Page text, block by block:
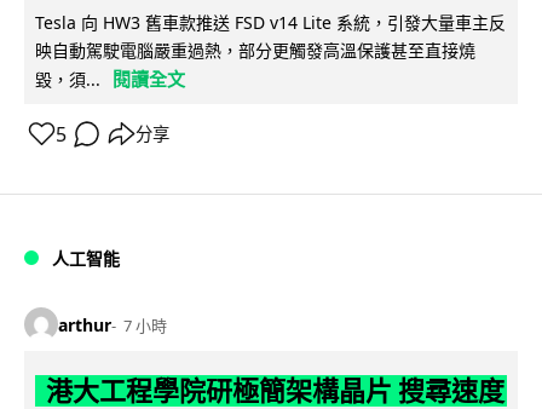
Tesla 向 HW3 舊車款推送 FSD v14 Lite 系統，引發大量車主反
映自動駕駛電腦嚴重過熱，部分更觸發高溫保護甚至直接燒
毀，須...
閱讀全文
5 分享
人工智能
arthur 7 小時
港大工程學院研極簡架構晶片 搜尋速度